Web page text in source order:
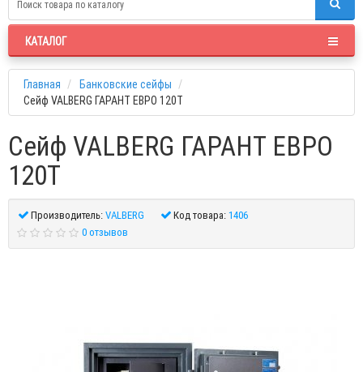
КАТАЛОГ
Главная
Банковские сейфы
Сейф VALBERG ГАРАНТ ЕВРО 120Т
Сейф VALBERG ГАРАНТ ЕВРО
120Т
Производитель:VALBERG Код товара:1406
0 отзывов